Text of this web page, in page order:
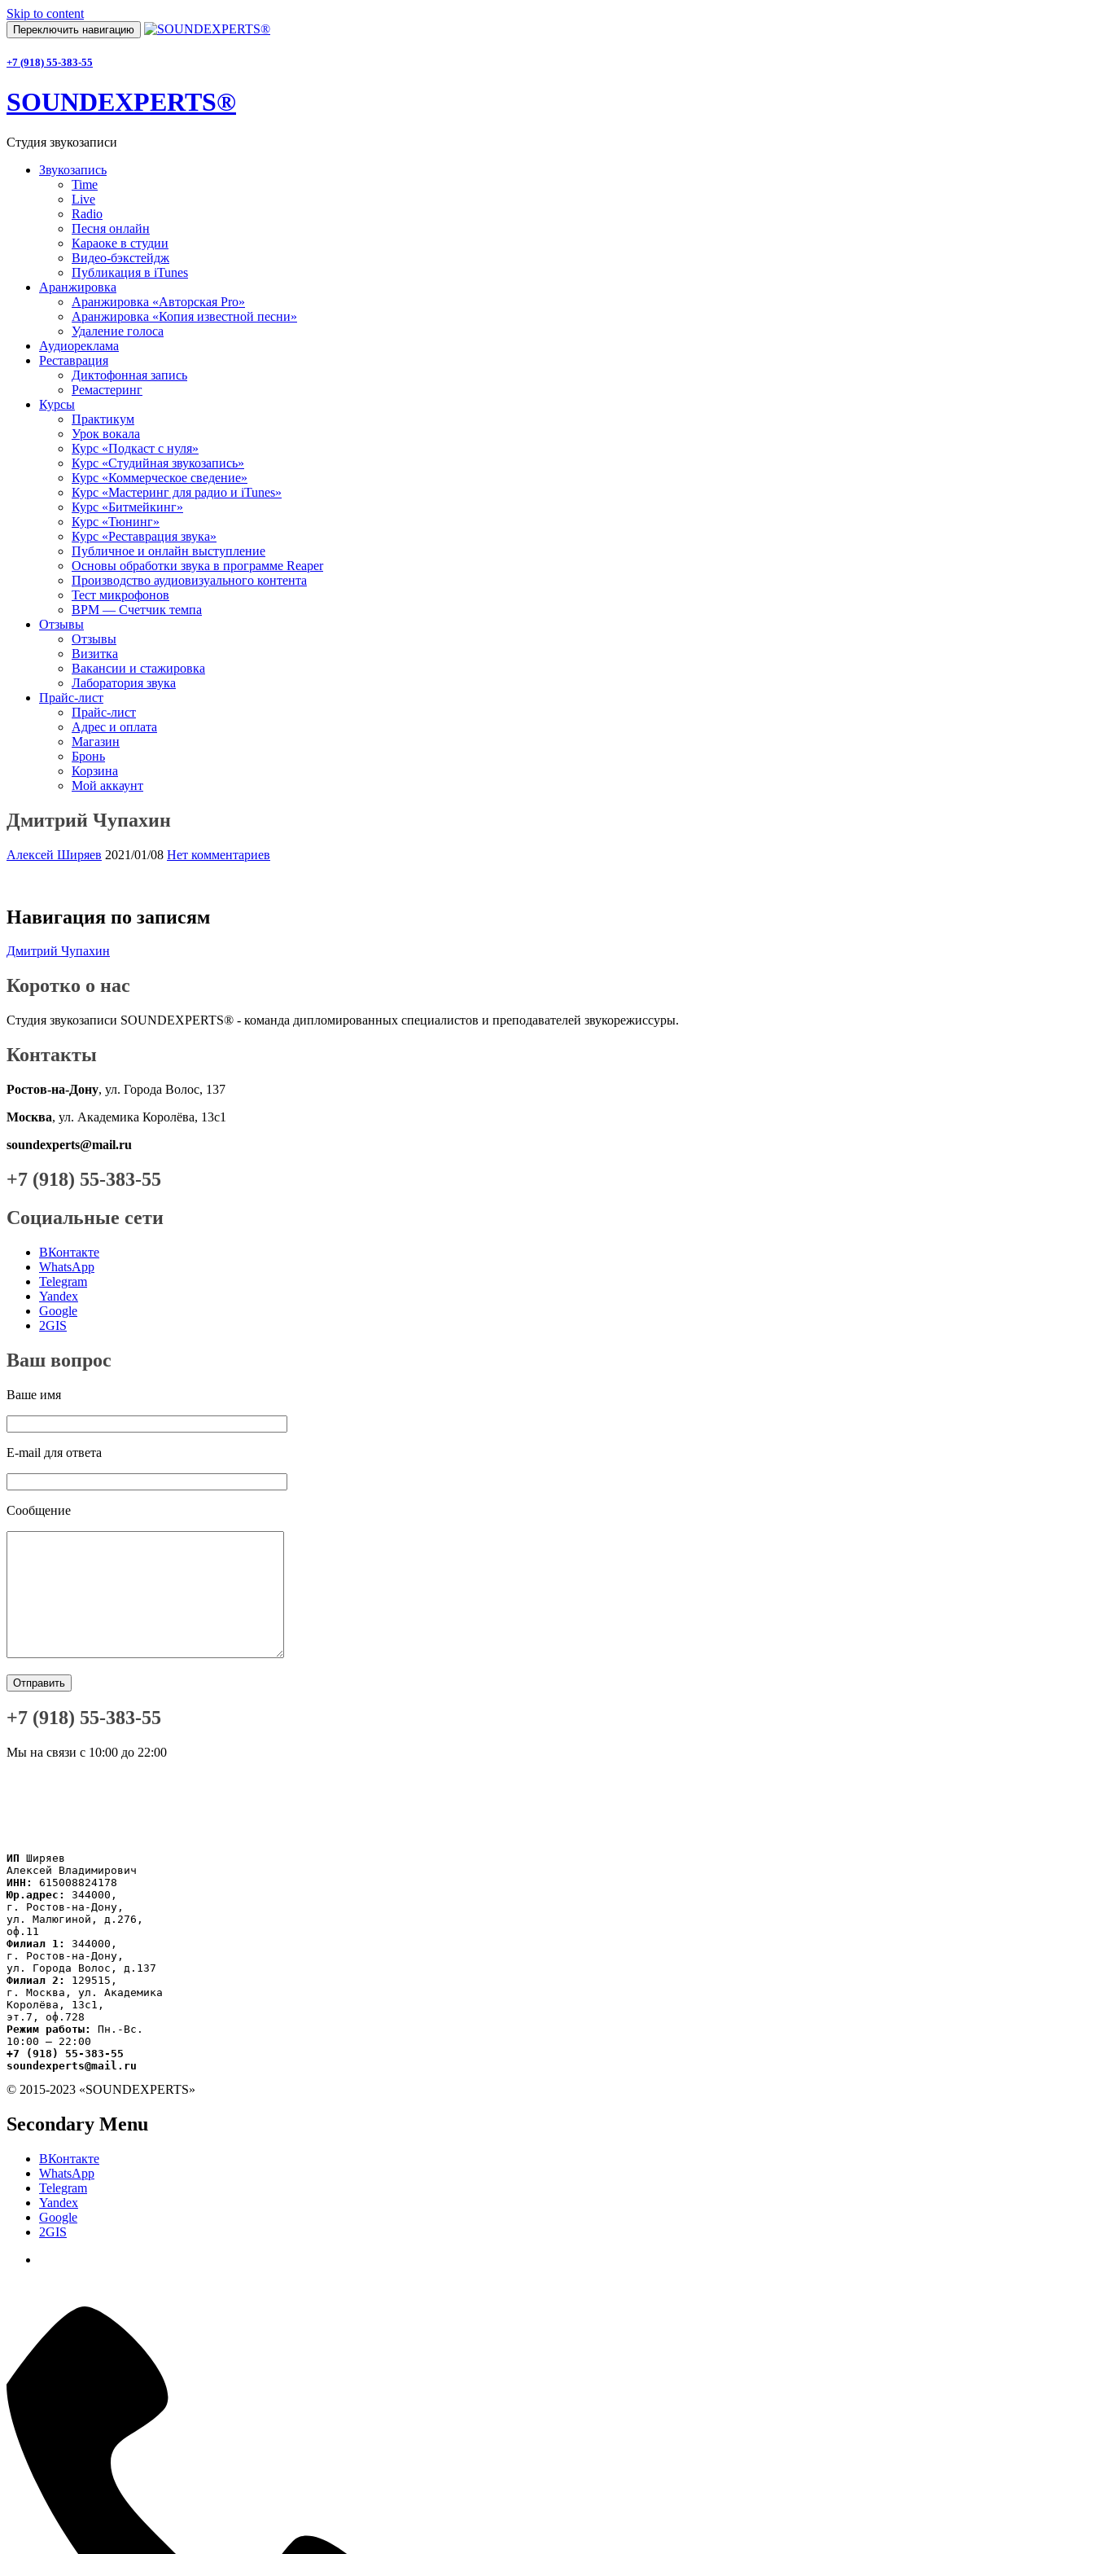
Skip to content
Переключить навигацию
+7 (918) 55-383-55
SOUNDEXPERTS®
Студия звукозаписи
Звукозапись
Time
Live
Radio
Песня онлайн
Караоке в студии
Видео-бэкстейдж
Публикация в iTunes
Аранжировка
Аранжировка «Авторская Pro»
Аранжировка «Копия известной песни»
Удаление голоса
Аудиореклама
Реставрация
Диктофонная запись
Ремастеринг
Курсы
Практикум
Урок вокала
Курс «Подкаст с нуля»
Курс «Студийная звукозапись»
Курс «Коммерческое сведение»
Курс «Мастеринг для радио и iTunes»
Курс «Битмейкинг»
Курс «Тюнинг»
Курс «Реставрация звука»
Публичное и онлайн выступление
Основы обработки звука в программе Reaper
Производство аудиовизуального контента
Тест микрофонов
BPM — Счетчик темпа
Отзывы
Отзывы
Визитка
Вакансии и стажировка
Лаборатория звука
Прайс-лист
Прайс-лист
Адрес и оплата
Магазин
Бронь
Корзина
Мой аккаунт
Дмитрий Чупахин
Алексей Ширяев 2021/01/08 Нет комментариев
Навигация по записям
Дмитрий Чупахин
Коротко о нас
Студия звукозаписи SOUNDEXPERTS® - команда дипломированных специалистов и преподавателей звукорежиссуры.
Контакты
Ростов-на-Дону, ул. Города Волос, 137
Москва, ул. Академика Королёва, 13с1
soundexperts@mail.ru
+7 (918) 55-383-55
Социальные сети
ВКонтакте
WhatsApp
Telegram
Yandex
Google
2GIS
Ваш вопрос
Ваше имя
E-mail для ответа
Сообщение
+7 (918) 55-383-55
Мы на связи с 10:00 до 22:00
ИП Ширяев
ИНН:
Юр.адрес:
344000,
г. Ростов-на-Дону,
ул. Малюгиной, д.276,
Филиал 1:
344000,
г. Ростов-на-Дону,
Филиал 2:
129515,
г. Москва, ул. Академика
Королёва, 13с1,
Режим работы:
Пн.-Вс.
+7 (918) 55-383-55
soundexperts@mail.ru
© 2015-2023 «SOUNDEXPERTS»
Secondary Menu
ВКонтакте
WhatsApp
Telegram
Yandex
Google
2GIS